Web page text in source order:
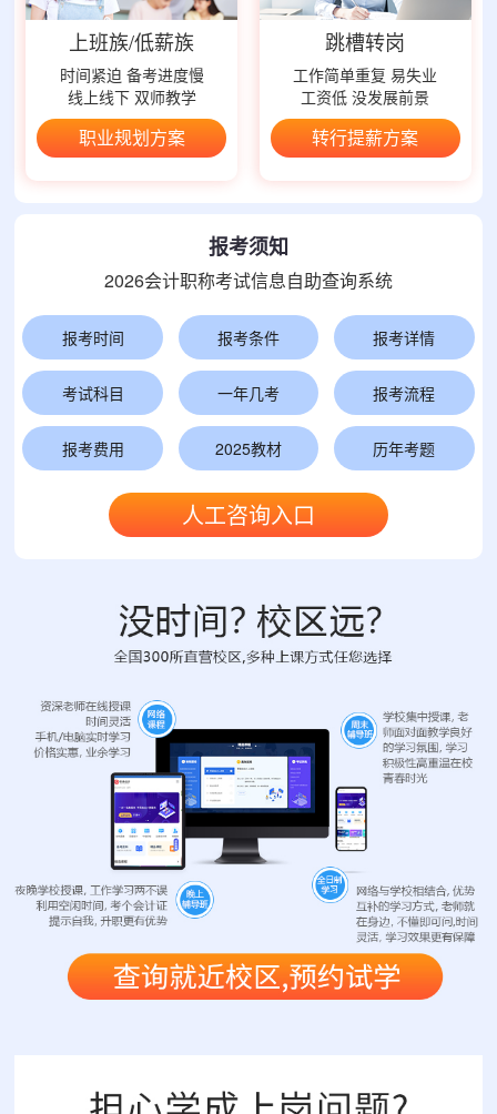
上班族/低薪族
时间紧迫 备考进度慢
线上线下 双师教学
职业规划方案
跳槽转岗
工作简单重复 易失业
工资低 没发展前景
转行提薪方案
报考须知
2026会计职称考试信息自助查询系统
报考时间 报考条件 报考详情
考试科目 一年几考 报考流程
报考费用 2025教材 历年考题
人工咨询入口